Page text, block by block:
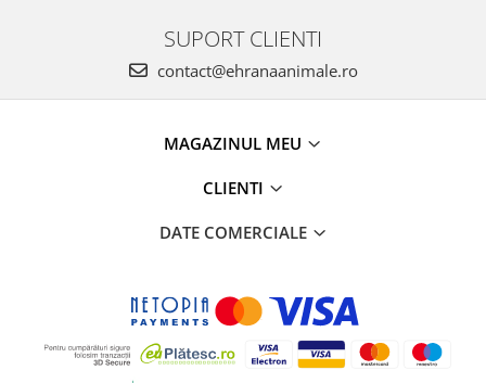
SUPORT CLIENTI
contact@ehranaanimale.ro
MAGAZINUL MEU
CLIENTI
DATE COMERCIALE